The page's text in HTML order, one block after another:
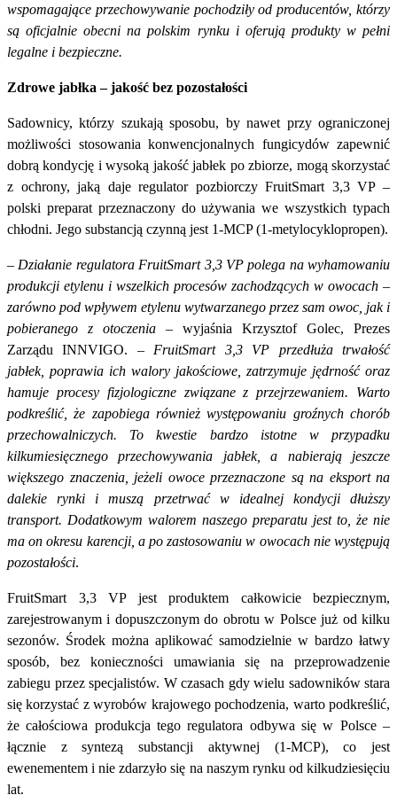
wspomagające przechowywanie pochodziły od producentów, którzy
są oficjalnie obecni na polskim rynku i oferują produkty w pełni
legalne i bezpieczne.
Zdrowe jabłka – jakość bez pozostałości
Sadownicy, którzy szukają sposobu, by nawet przy ograniczonej
możliwości stosowania konwencjonalnych fungicydów zapewnić
dobrą kondycję i wysoką jakość jabłek po zbiorze, mogą skorzystać
z ochrony, jaką daje regulator pozbiorczy FruitSmart 3,3 VP –
polski preparat przeznaczony do używania we wszystkich typach
chłodni. Jego substancją czynną jest 1-MCP (1-metylocyklopropen).
– Działanie regulatora FruitSmart 3,3 VP polega na wyhamowaniu
produkcji etylenu i wszelkich procesów zachodzących w owocach –
zarówno pod wpływem etylenu wytwarzanego przez sam owoc, jak i
pobieranego z otoczenia – wyjaśnia Krzysztof Golec, Prezes
Zarządu INNVIGO. – FruitSmart 3,3 VP przedłuża trwałość
jabłek, poprawia ich walory jakościowe, zatrzymuje jędrność oraz
hamuje procesy fizjologiczne związane z przejrzewaniem. Warto
podkreślić, że zapobiega również występowaniu groźnych chorób
przechowalniczych. To kwestie bardzo istotne w przypadku
kilkumiesięcznego przechowywania jabłek, a nabierają jeszcze
większego znaczenia, jeżeli owoce przeznaczone są na eksport na
dalekie rynki i muszą przetrwać w idealnej kondycji dłuższy
transport. Dodatkowym walorem naszego preparatu jest to, że nie
ma on okresu karencji, a po zastosowaniu w owocach nie występują
pozostałości.
FruitSmart 3,3 VP jest produktem całkowicie bezpiecznym,
zarejestrowanym i dopuszczonym do obrotu w Polsce już od kilku
sezonów. Środek można aplikować samodzielnie w bardzo łatwy
sposób, bez konieczności umawiania się na przeprowadzenie
zabiegu przez specjalistów. W czasach gdy wielu sadowników stara
się korzystać z wyrobów krajowego pochodzenia, warto podkreślić,
że całościowa produkcja tego regulatora odbywa się w Polsce –
łącznie z syntezą substancji aktywnej (1-MCP), co jest
ewenementem i nie zdarzyło się na naszym rynku od kilkudziesięciu
lat.